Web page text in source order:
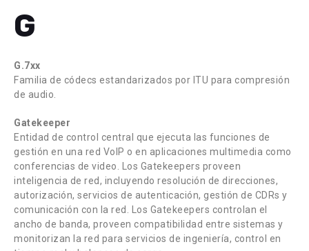
G
G.7xx
Familia de códecs estandarizados por ITU para compresión
de audio.
Gatekeeper
Entidad de control central que ejecuta las funciones de
gestión en una red VoIP o en aplicaciones multimedia como
conferencias de video. Los Gatekeepers proveen
inteligencia de red, incluyendo resolución de direcciones,
autorización, servicios de autenticación, gestión de CDRs y
comunicación con la red. Los Gatekeepers controlan el
ancho de banda, proveen compatibilidad entre sistemas y
monitorizan la red para servicios de ingeniería, control en